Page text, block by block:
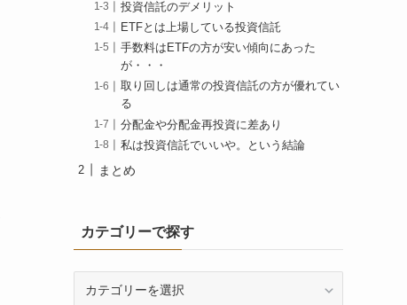
投資信託のデメリット
ETFとは上場している投資信託
手数料はETFの方が安い傾向にあった
が・・・
取り回しは通常の投資信託の方が優れてい
る
分配金や分配金再投資に差あり
私は投資信託でいいや。という結論
まとめ
カテゴリーで探す